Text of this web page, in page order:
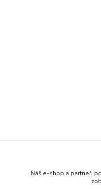
Náš e-shop a partneři